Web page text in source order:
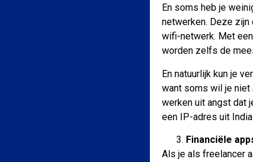
En soms heb je
netwerken. Deze zijn
wifi-netwerk. Met een
worden zelfs de
En natuurlijk kun je
want soms wil je niet
werken uit angst dat
een IP-adres uit
Financiële
Als je als freelancer